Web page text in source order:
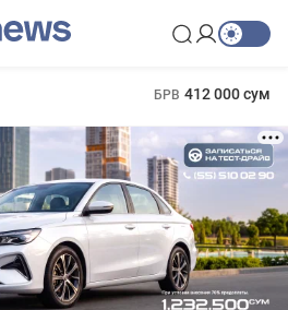
БРВ 412 000 сум